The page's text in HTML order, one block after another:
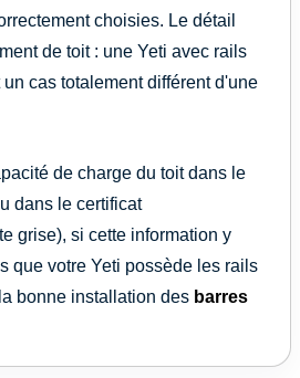
choisies. Le détail
de toit : une Yeti avec rails
cas totalement différent d'une
de charge du toit dans le
dans le certificat
grise), si cette information y
que votre Yeti possède les rails
bonne installation des barres